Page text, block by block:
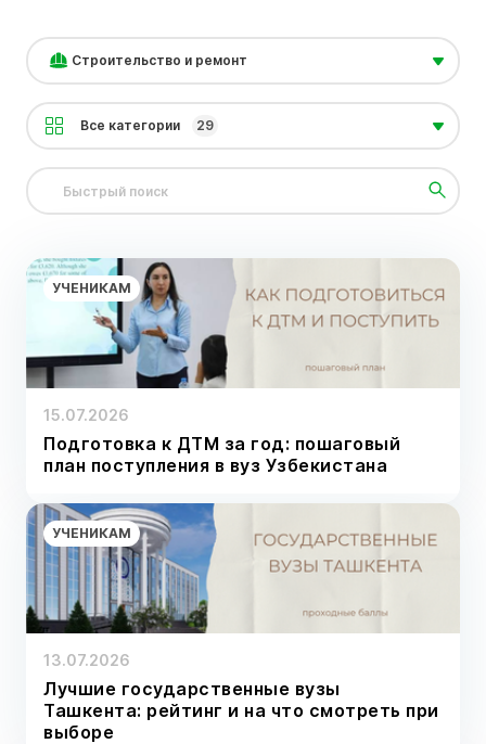
Строительство и ремонт
Все категории 29
УЧЕНИКАМ
15.07.2026
Подготовка к ДТМ за год: пошаговый
план поступления в вуз Узбекистана
УЧЕНИКАМ
13.07.2026
Лучшие государственные вузы
Ташкента: рейтинг и на что смотреть при
выборе